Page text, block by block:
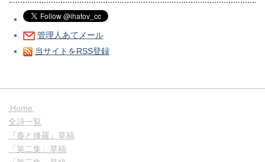
管理人あてメール
当サイトをRSS登録
Home
全詩一覧
『春と修羅』草稿
「第二集」草稿